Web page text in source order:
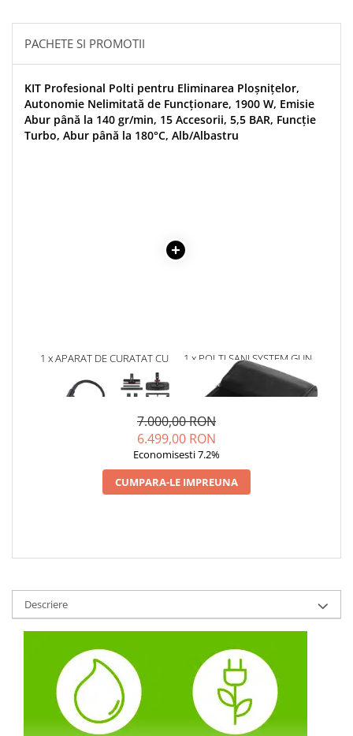
PACHETE SI PROMOTII
KIT Profesional Polti pentru Eliminarea Ploșnițelor,
Autonomie Nelimitată de Funcționare, 1900 W, Emisie
Abur până la 140 gr/min, 15 Accesorii, 5,5 BAR, Funcție
Turbo, Abur până la 180°C, Alb/Albastru
1 x APARAT DE CURATAT CU
ABUR POLTI VAPORETTO PRO
100_ECO POWERI, 1900 W,
EMISIE ABUR PANA LA 140
GR/MIN, PRESIUNE ABUR 5,5
BAR, ALB/ALBASTRU
4.000,00
1 x POLTI SANI SYSTEM GUN,
DISPOZITIV PENTRU
ELIMINAREA PLOȘNIȚELOR ȘI
DE DEZINFECȚIE CU ABUR
(DDV) PENTRU SUPRAFEȚE ȘI
ȚESĂTURI, ALB, MADE IN ITALY
7.000,00 RON
6.499,00 RON
Economisesti 7.2%
CUMPARA-LE IMPREUNA
Descriere